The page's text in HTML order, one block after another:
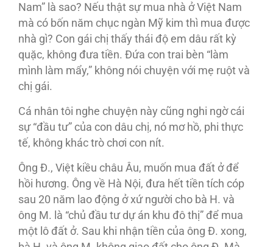
Nam” là sao? Nếu thật sự mua nhà ở Việt Nam
mà có bốn năm chục ngàn Mỹ kim thì mua được
nhà gì? Con gái chị thấy thái độ em dâu rất kỳ
quặc, không đưa tiền. Đứa con trai bèn “làm
mình làm mẩy,” không nói chuyện với mẹ ruột và
chị gái.
Cá nhân tôi nghe chuyện này cũng nghi ngờ cái
sự “đầu tư” của con dâu chị, nó mơ hồ, phi thực
tế, không khác trò chơi con nít.
Ông Đ., Việt kiều châu Âu, muốn mua đất ở để
hồi hương. Ông về Hà Nội, đưa hết tiền tích cóp
sau 20 năm lao động ở xứ người cho bà H. và
ông M. là “chủ đầu tư dự án khu đô thị” để mua
một lô đất ở. Sau khi nhận tiền của ông Đ. xong,